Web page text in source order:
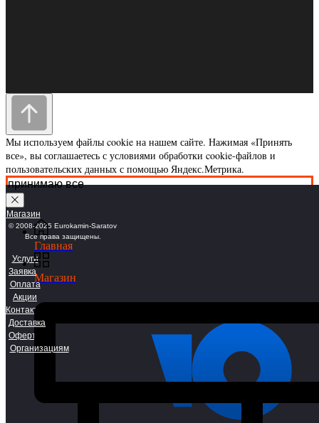
ул. им.Посадского И.Н. д 180/198, Eurokamin
eurokaminsaratov@yandex.ru
тел8 (845-2) 78-32-37
Магазин
© 2008-2025 Eurokamin-Saratov
Все права защищены.
Услуги
Заявка
Оплата
Акции
Контакты
Доставка
Оферта
Организациям
Мы используем файлы cookie на нашем сайте. Нажимая «Принять
все», вы соглашаетесь с условиями обработки cookie-файлов и
пользовательских данных с помощью Яндекс.Метрика.
принимаю все
Главная
Магазин